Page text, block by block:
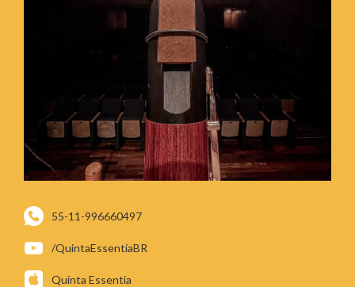
55-11-996660497
/QuintaEssentiaBR
Quinta Essentia